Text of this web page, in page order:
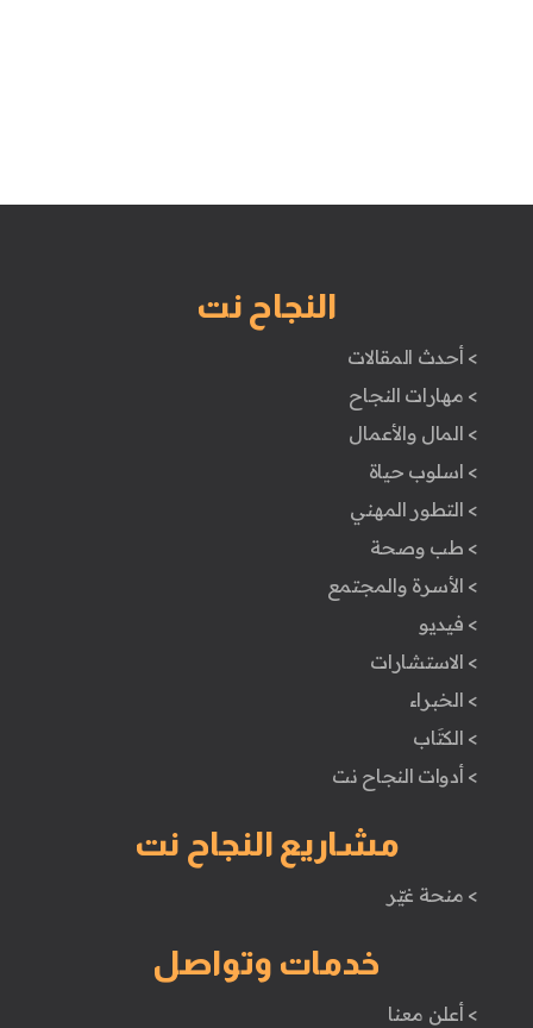
النجاح نت
> أحدث المقالات
> مهارات النجاح
> المال والأعمال
> اسلوب حياة
> التطور المهني
> طب وصحة
> الأسرة والمجتمع
> فيديو
> الاستشارات
> الخبراء
> الكتَاب
> أدوات النجاح نت
مشاريع النجاح نت
> منحة غيّر
خدمات وتواصل
> أعلن معنا